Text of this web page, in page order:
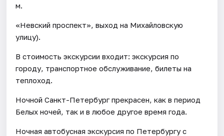
м.
«Невский проспект», выход на Михайловскую
улицу).
В стоимость экскурсии входит: экскурсия по
городу, транспортное обслуживание, билеты на
теплоход.
Ночной Санкт-Петербург прекрасен, как в период
Белых ночей, так и в любое другое время года.
Ночная автобусная экскурсия по Петербургу с